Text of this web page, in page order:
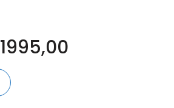
1995,00